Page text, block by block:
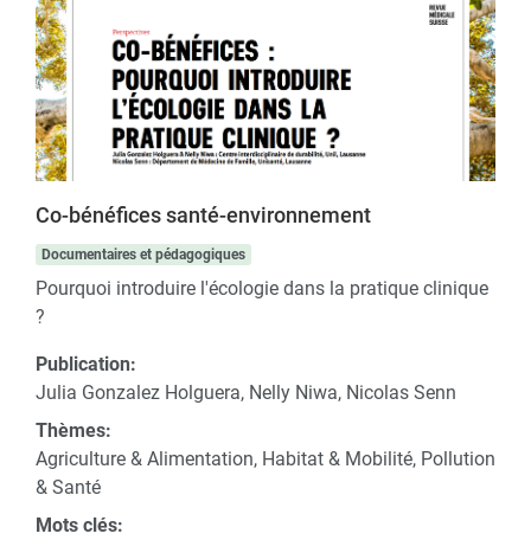
Co-bénéfices santé-environnement
Documentaires et pédagogiques
Pourquoi introduire l'écologie dans la pratique clinique
?
Publication:
Julia Gonzalez Holguera, Nelly Niwa, Nicolas Senn
Thèmes:
Agriculture & Alimentation, Habitat & Mobilité, Pollution
& Santé
Mots clés: